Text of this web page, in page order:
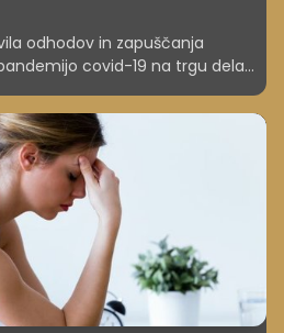
odhodov in zapuščanja
covid-19 na trgu dela
novega koronavirusa so
sveta zaznali povečan trend
zaposlenih iz različnih